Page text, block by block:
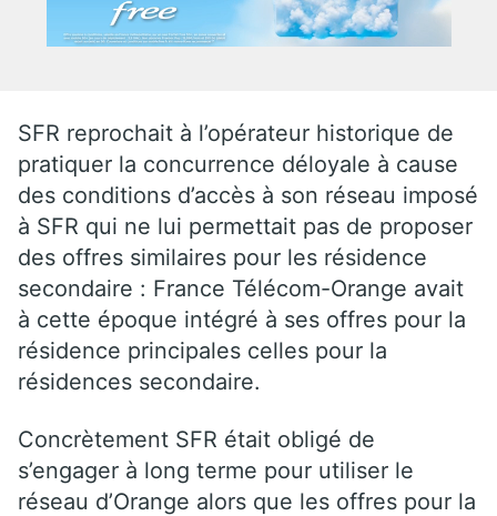
SFR reprochait à l’opérateur historique de
pratiquer la concurrence déloyale à cause
des conditions d’accès à son réseau imposé
à SFR qui ne lui permettait pas de proposer
des offres similaires pour les résidence
secondaire : France Télécom-Orange avait
à cette époque intégré à ses offres pour la
résidence principales celles pour la
résidences secondaire.
Concrètement SFR était obligé de
s’engager à long terme pour utiliser le
réseau d’Orange alors que les offres pour la